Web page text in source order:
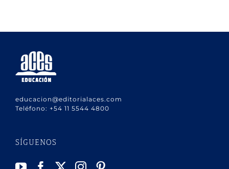
educacion@editorialaces.com
Teléfono: +54 11 5544 4800
SÍGUENOS